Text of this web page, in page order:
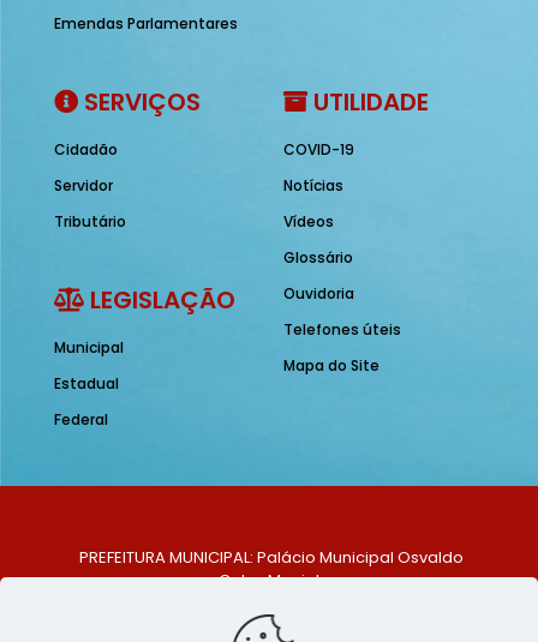
Emendas Parlamentares
SERVIÇOS
Cidadão
Servidor
Tributário
LEGISLAÇÃO
Municipal
Estadual
Federal
UTILIDADE
COVID-19
Notícias
Vídeos
Glossário
Ouvidoria
Telefones úteis
Mapa do Site
PREFEITURA MUNICIPAL: Palácio Municipal Osvaldo
Celso Maciel
Centro, São Bento do Una - PE. CEP: 553370-128